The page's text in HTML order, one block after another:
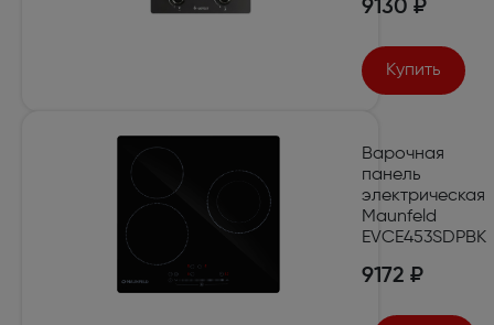
9130 ₽
Купить
Варочная
панель
электрическая
Maunfeld
EVCE453SDPBK
9172 ₽